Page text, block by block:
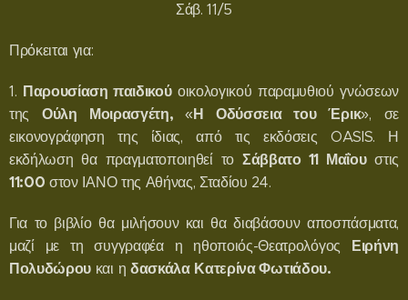
Σάβ. 11/5
Πρόκειται για:
1. Παρουσίαση παιδικούοικολογικού παραμυθιού γνώσεων
τηςΟύλη Μοιρασγέτη,«Η Οδύσσεια του Έρικ», σε
εικονογράφηση της ίδιας, από τις εκδόσεις OASIS. Η
εκδήλωση θα πραγματοποιηθεί το Σάββατο 11 Μαΐουστις
11:00 στον ΙΑΝΟ της Αθήνας, Σταδίου 24.
Για το βιβλίο θα μιλήσουν και θα διαβάσουν αποσπάσματα,
μαζί με τη συγγραφέα η ηθοποιός-Θεατρολόγος Ειρήνη
Πολυδώρου και η δασκάλα Κατερίνα Φωτιάδου.